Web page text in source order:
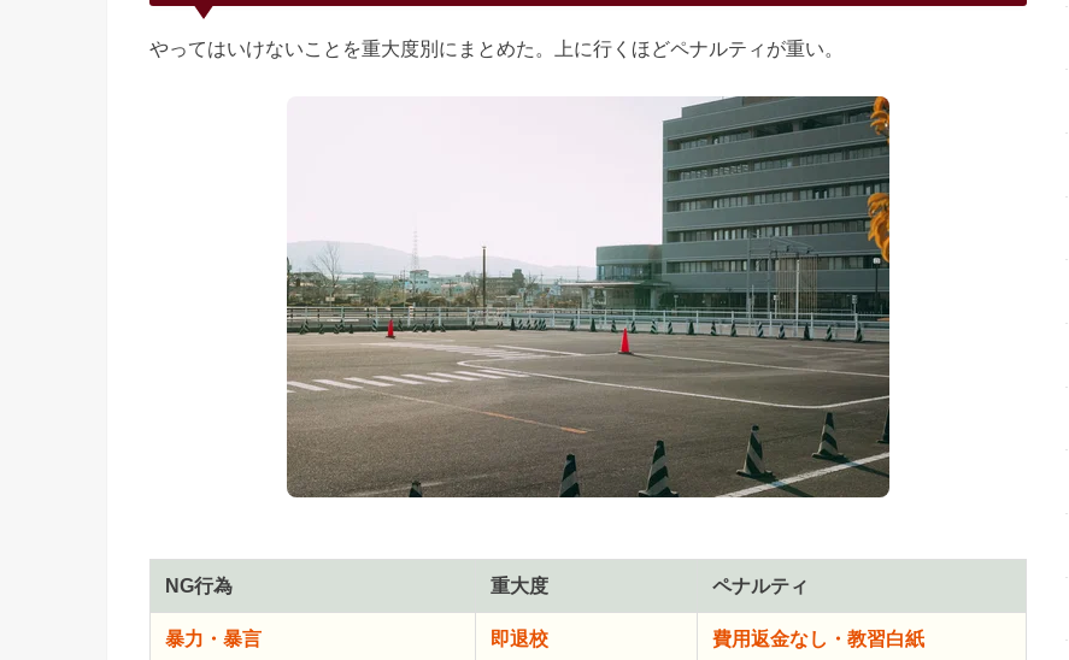
やってはいけないことを重大度別にまとめた。上に行くほどペナルティが重い。
NG行為 重大度 ペナルティ
暴力・暴言 即退校 費用返金なし・教習白紙